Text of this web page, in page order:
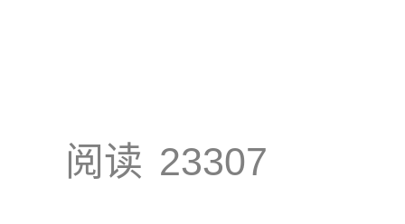
阅读 23307